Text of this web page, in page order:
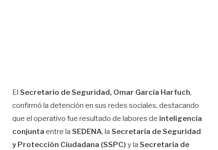
El Secretario de Seguridad, Omar García Harfuch,
confirmó la detención en sus redes sociales, destacando
que el operativo fue resultado de labores de inteligencia
conjunta entre la SEDENA, la Secretaría de Seguridad
y Protección Ciudadana (SSPC) y la Secretaría de